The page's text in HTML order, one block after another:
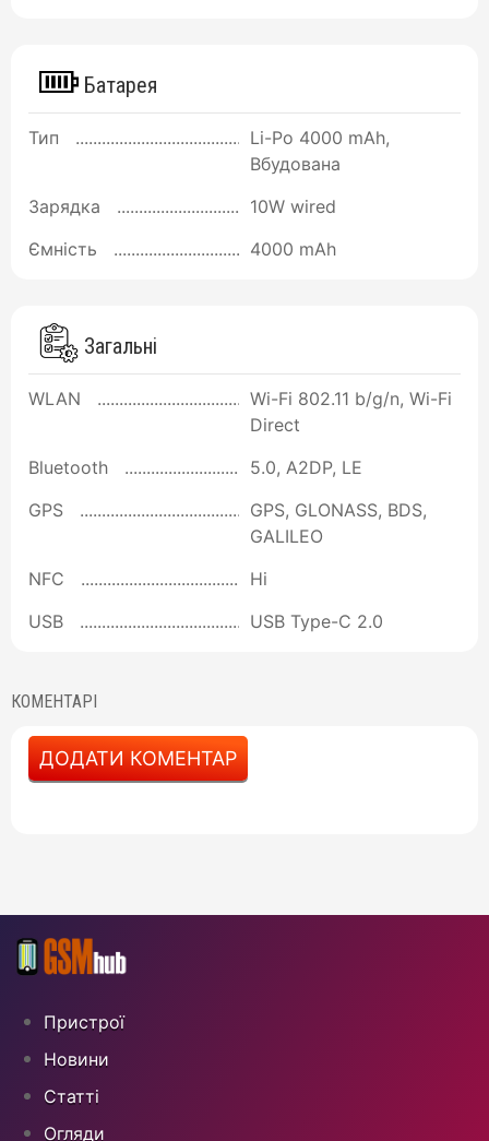
Батарея
Тип
Li-Po 4000 mAh,
Вбудована
Зарядка
10W wired
Ємність
4000 mAh
Загальні
WLAN
Wi-Fi 802.11 b/g/n, Wi-Fi
Direct
Bluetooth
5.0, A2DP, LE
GPS
GPS, GLONASS, BDS,
GALILEO
NFC
Ні
USB
USB Type-C 2.0
КОМЕНТАРІ
ДОДАТИ КОМЕНТАР
Пристрої
Новини
Статті
Огляди